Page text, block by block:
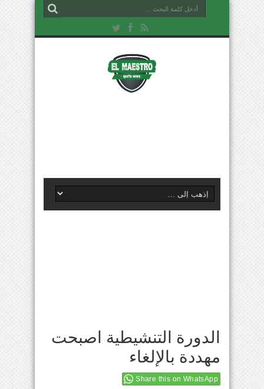
الدورة التنشيطية اصبحت
مهددة بالإلغاء
Share this on WhatsApp